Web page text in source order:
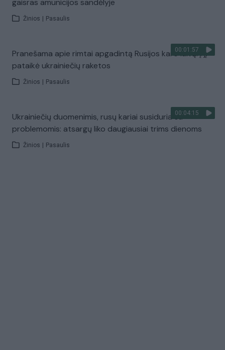
gaisras amunicijos sandėlyje
Žinios Pasaulis
00:01:57
Pranešama apie rimtai apgadintą Rusijos karo laivą: į jį
pataikė ukrainiečių raketos
Žinios Pasaulis
00:04:15
Ukrainiečių duomenimis, rusų kariai susiduria su
problemomis: atsargų liko daugiausiai trims dienoms
Žinios Pasaulis